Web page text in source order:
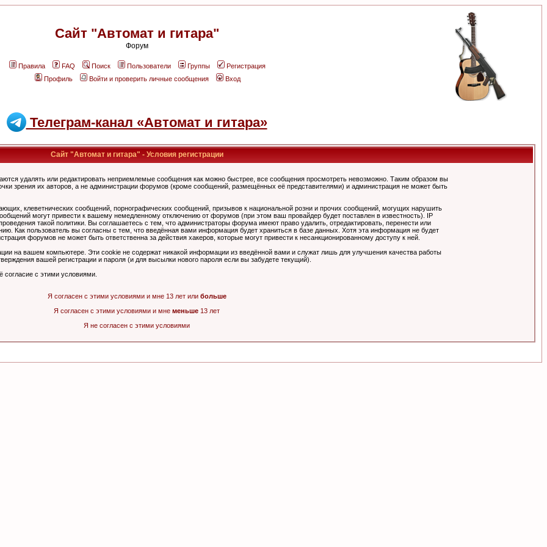
Сайт "Автомат и гитара"
Форум
Правила FAQ Поиск Пользователи Группы
Регистрация
Профиль
Войти и проверить личные сообщения Вход
Телеграм-канал «Автомат и гитара»
Сайт "Автомат и гитара" - Условия регистрации
удалять или редактировать неприемлемые сообщения как можно быстрее, все сообщения просмотреть невозможно. Таким образом вы
зрения их авторов, а не администрации форумов (кроме сообщений, размещённых её представителями) и администрация не может быть
клеветнических сообщений, порнографических сообщений, призывов к национальной розни и прочих сообщений, могущих нарушить
могут привести к вашему немедленному отключению от форумов (при этом ваш провайдер будет поставлен в известность). IP
такой политики. Вы соглашаетесь с тем, что администраторы форума имеют право удалить, отредактировать, перенести или
Как пользователь вы согласны с тем, что введённая вами информация будет храниться в базе данных. Хотя эта информация не будет
форумов не может быть ответственна за действия хакеров, которые могут привести к несанкционированному доступу к ней.
на вашем компьютере. Эти cookie не содержат никакой информации из введённой вами и служат лишь для улучшения качества работы
вашей регистрации и пароля (и для высылки нового пароля если вы забудете текущий).
согласие с этими условиями.
Я согласен с этими условиями и мне 13 лет или больше
Я согласен с этими условиями и мне меньше 13 лет
Я не согласен с этими условиями